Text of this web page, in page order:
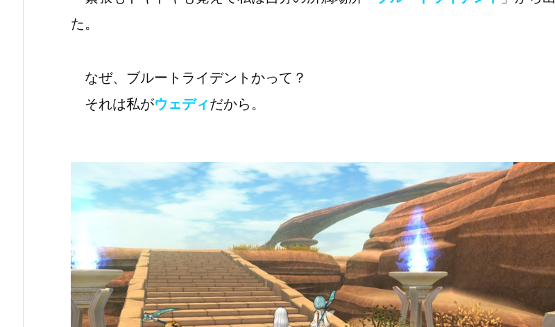
た。
なぜ、ブルートライデントかって？
それは私がウェディだから。